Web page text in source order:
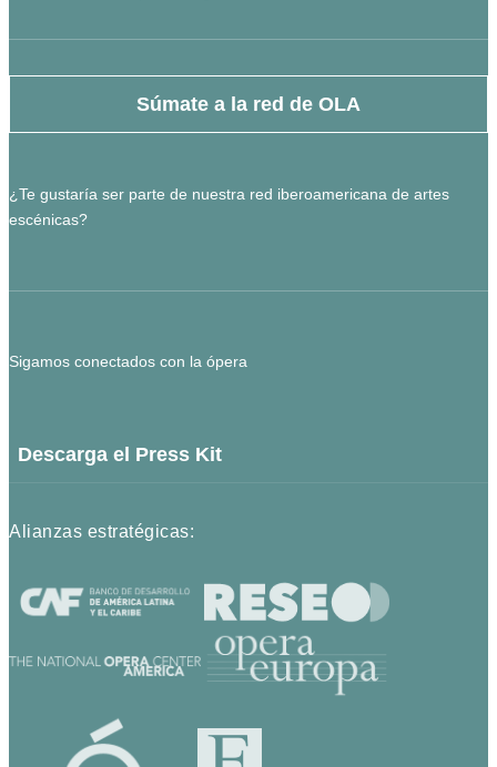
Súmate a la red de OLA
¿Te gustaría ser parte de nuestra red iberoamericana de artes
escénicas?
Sigamos conectados con la ópera
Descarga el Press Kit
Alianzas estratégicas: